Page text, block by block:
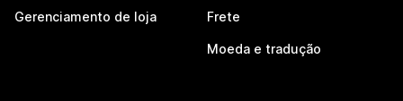
Gerenciamento de loja Frete
Moeda e tradução